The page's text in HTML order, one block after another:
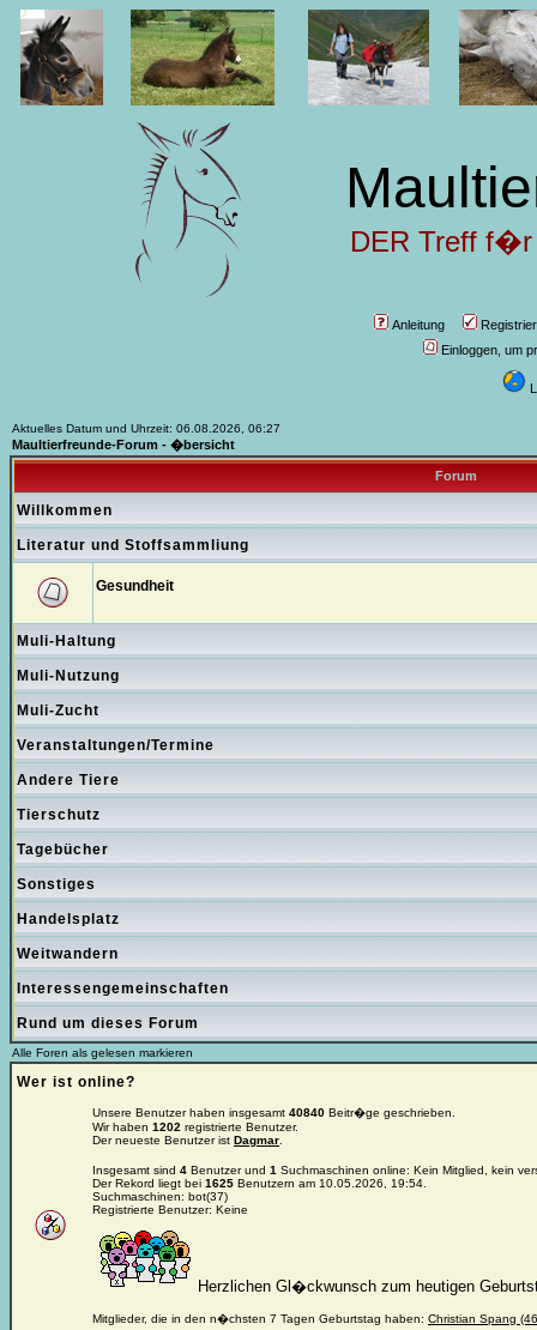
DER Treff f�r
Anleitung
Einloggen, um
Aktuelles Datum und Uhrzeit: 06.08.2026, 06:27
Maultierfreunde-Forum - �bersicht
Forum
Willkommen
Literatur und Stoffsammliung
Gesundheit
Muli-Haltung
Muli-Nutzung
Muli-Zucht
Veranstaltungen/Termine
Andere Tiere
Tierschutz
Tagebücher
Sonstiges
Handelsplatz
Weitwandern
Interessengemeinschaften
Rund um dieses Forum
Alle Foren als gelesen markieren
Wer ist online?
Unsere Benutzer haben insgesamt 40840 Beitr�ge geschrieben.
Wir haben 1202 registrierte Benutzer.
Der neueste Benutzer ist Dagmar
Insgesamt sind 4 Benutzer und 1 Suchmaschinen online: Kein Mitglied, kein
Der Rekord liegt bei 1625 Benutzern am 10.05.2026, 19:54.
Suchmaschinen: bot(37)
Registrierte Benutzer: Keine
Herzlichen Gl�ckwunsch zum heutigen
Mitglieder, die in den n�chsten 7 Tagen Geburtstag haben: Christian Spang